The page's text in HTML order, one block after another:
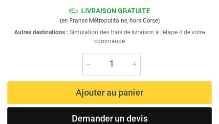
LIVRAISON GRATUITE
(en France Métropolitaine, hors Corse)
Autres destinations : Simulation des frais de livraison à l'étape 4 de votre
commande
Ajouter au panier
Demander un devis